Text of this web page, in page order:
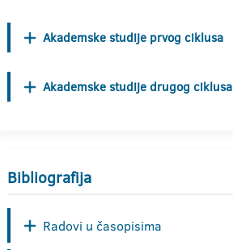
Akademske studije prvog ciklusa
Akademske studije drugog ciklusa
Bibliografija
Radovi u časopisima